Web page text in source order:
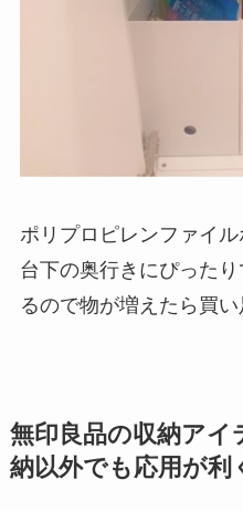
ポリプロピレンファイ
台下の奥行きにぴった
るので物が増えたら買い
無印良品の収納アイ
納以外でも応用が利